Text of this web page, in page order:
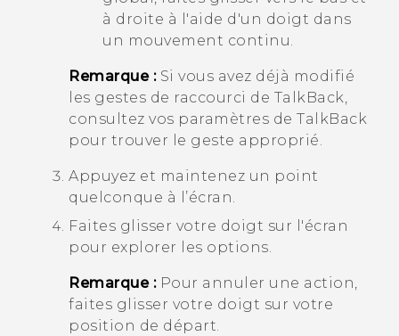
à droite à l'aide d'un doigt dans
un mouvement continu.
Remarque :Si vous avez déjà modifié
les gestes de raccourci de TalkBack,
consultez vos paramètres de TalkBack
pour trouver le geste approprié.
Appuyez et maintenez un point
quelconque à l’écran.
Faites glisser votre doigt sur l'écran
pour explorer les options.
Remarque :Pour annuler une action,
faites glisser votre doigt sur votre
position de départ.